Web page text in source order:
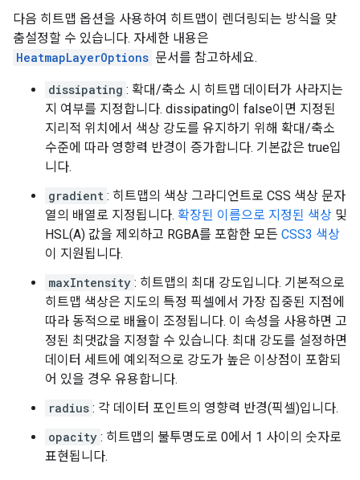
다음 히트맵 옵션을 사용하여 히트맵이 렌더링되는 방식을 맞
춤설정할 수 있습니다. 자세한 내용은
HeatmapLayerOptions 문서를 참고하세요.
dissipating : 확대/축소 시 히트맵 데이터가 사라지는
지 여부를 지정합니다. dissipating이 false이면 지정된
지리적 위치에서 색상 강도를 유지하기 위해 확대/축소
수준에 따라 영향력 반경이 증가합니다. 기본값은 true입
니다.
gradient : 히트맵의 색상 그라디언트로 CSS 색상 문자
열의 배열로 지정됩니다. 확장된 이름으로 지정된 색상 및
HSL(A) 값을 제외하고 RGBA를 포함한 모든 CSS3 색상
이 지원됩니다.
maxIntensity : 히트맵의 최대 강도입니다. 기본적으로
히트맵 색상은 지도의 특정 픽셀에서 가장 집중된 지점에
따라 동적으로 배율이 조정됩니다. 이 속성을 사용하면 고
정된 최댓값을 지정할 수 있습니다. 최대 강도를 설정하면
데이터 세트에 예외적으로 강도가 높은 이상점이 포함되
어 있을 경우 유용합니다.
radius : 각 데이터 포인트의 영향력 반경(픽셀)입니다.
opacity : 히트맵의 불투명도로 0에서 1 사이의 숫자로
표현됩니다.